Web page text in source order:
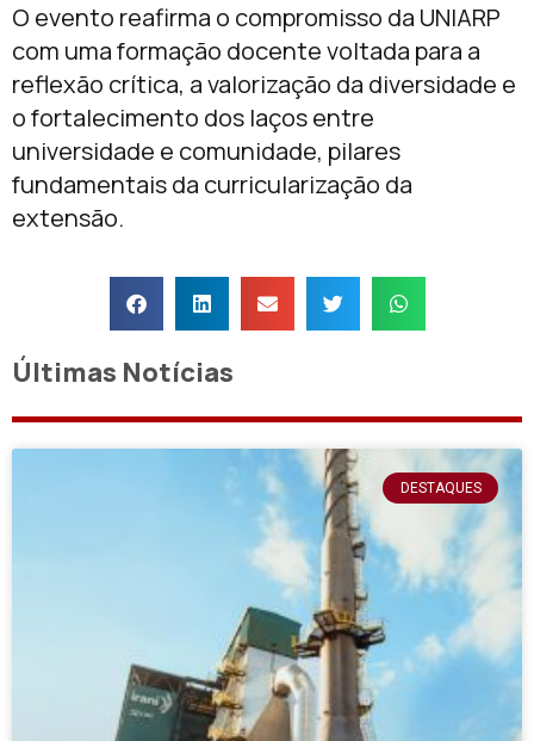
O evento reafirma o compromisso da UNIARP
com uma formação docente voltada para a
reflexão crítica, a valorização da diversidade e
o fortalecimento dos laços entre
universidade e comunidade, pilares
fundamentais da curricularização da
extensão.
Últimas Notícias
DESTAQUES